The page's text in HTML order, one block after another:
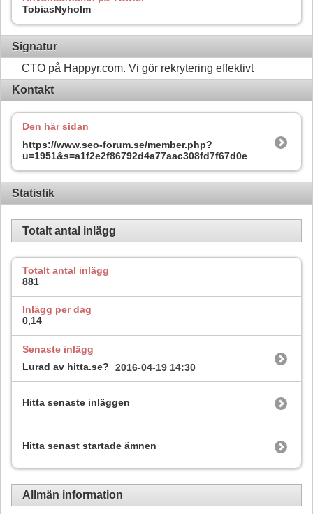
TobiasNyholm
Signatur
CTO på Happyr.com. Vi gör rekrytering effektivt
Kontakt
Den här sidan
https://www.seo-forum.se/member.php?
u=1951&s=a1f2e2f86792d4a77aac308fd7f67d0e
Statistik
Totalt antal inlägg
Totalt antal inlägg
881
Inlägg per dag
0,14
Senaste inlägg
Lurad av hitta.se?
2016-04-19 14:30
Hitta senaste inläggen
Hitta senast startade ämnen
Allmän information